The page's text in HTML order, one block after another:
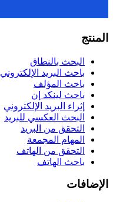
المنتج
البحث بالنطاق
باحث البريد الإلكتروني
باحث المؤلف
باحث لينكد إن
إثراء البريد الإلكتروني
البحث العكسي للبريد
التحقق من البريد
المهام المجمعة
التحقق من الهاتف
باحث الهاتف
الإضافات